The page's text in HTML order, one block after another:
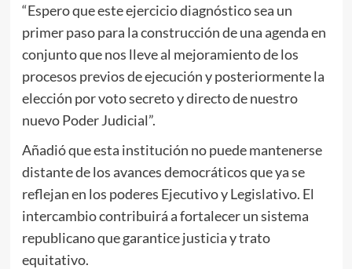
“Espero que este ejercicio diagnóstico sea un
primer paso para la construcción de una agenda en
conjunto que nos lleve al mejoramiento de los
procesos previos de ejecución y posteriormente la
elección por voto secreto y directo de nuestro
nuevo Poder Judicial”.
Añadió que esta institución no puede mantenerse
distante de los avances democráticos que ya se
reflejan en los poderes Ejecutivo y Legislativo. El
intercambio contribuirá a fortalecer un sistema
republicano que garantice justicia y trato
equitativo.